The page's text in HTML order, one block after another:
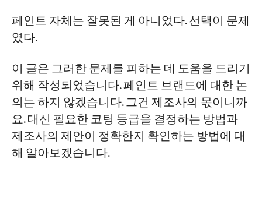
코팅 작업이 제대로 되었는지 확인하는 방
스트
1단계: 표면 준비 및 검사
2단계: 기후 조건 점검
3단계: 건조막 두께(DFT) 측정
4단계: 전기 스파크(휴대용) 감지
페인트 자체는 잘못된 게 아니었다. 선택이 문제
였다.
이 글은 그러한 문제를 피하는 데 도움을 드리기
위해 작성되었습니다. 페인트 브랜드에 대한 논
의는 하지 않겠습니다. 그건 제조사의 몫이니까
요. 대신 필요한 코팅 등급을 결정하는 방법과
제조사의 제안이 정확한지 확인하는 방법에 대
해 알아보겠습니다.